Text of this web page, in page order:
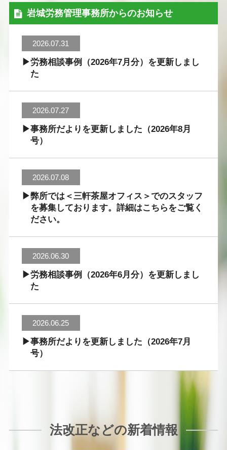
岩城労務管理事務所からのお知らせ
2026.07.31
労務相談事例（2026年7月分）を更新しまし
た
2026.07.27
事務所だよりを更新しました（2026年8月
号）
2026.07.08
弊所では＜三軒茶屋オフィス＞でのスタッフ
を募集しております。詳細はこちらをご覧く
ださい。
2026.06.30
労務相談事例（2026年6月分）を更新しまし
た
2026.06.25
事務所だよりを更新しました（2026年7月
号）
法改正などの新着情報